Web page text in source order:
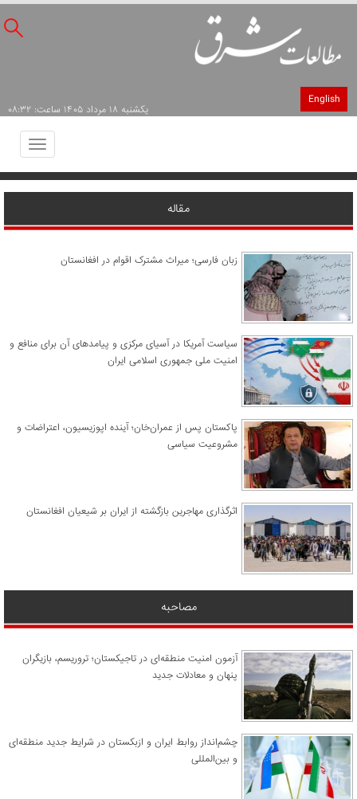
English
يکشنبه ۱۸ مرداد ۱۴۰۵ ساعت: ۰۸:۳۲
Toggle
مقاله
زبان فارسی؛ میراث مشترک اقوام در افغانستان
سیاست آمریکا در آسیای مرکزی و پیامدهای آن برای منافع و
امنیت ملی جمهوری اسلامی ایران
پاکستان پس از عمران‌خان؛ آینده اپوزیسیون، اعتراضات و
مشروعیت سیاسی
اثرگذاری مهاجرین بازگشته از ایران بر شیعیان افغانستان
مصاحبه
آزمون امنیت منطقه‌ای در تاجیکستان؛ تروریسم، بازیگران
پنهان و معادلات جدید
چشم‌انداز روابط ایران و ازبکستان در شرایط جدید منطقه‌ای
و بین‌المللی